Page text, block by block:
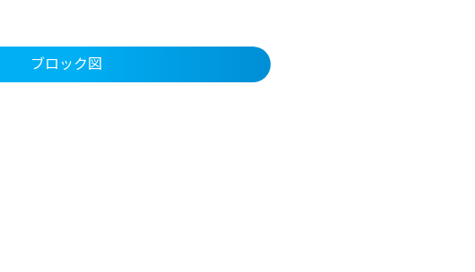
ブロック図